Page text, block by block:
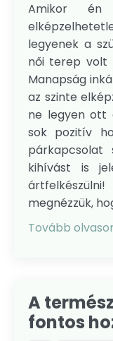
Amikor én
legyenek a
női terep volt
Manapság
az szinte
ne legyen ott
sok pozitív
párkapcsolat
kihívást is
megnézzük,
Tovább
A
fontos